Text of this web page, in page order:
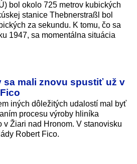
bol okolo 725 metrov kubických
stanice Thebnerstraßl bol
za sekundu. K tomu, čo sa
1947, sa momentálna situácia
sa mali znovu spustiť už v
iných dôležitých udalostí mal byť
procesu výroby hliníka
v Žiari nad Hronom. V stanovisku
Robert Fico.